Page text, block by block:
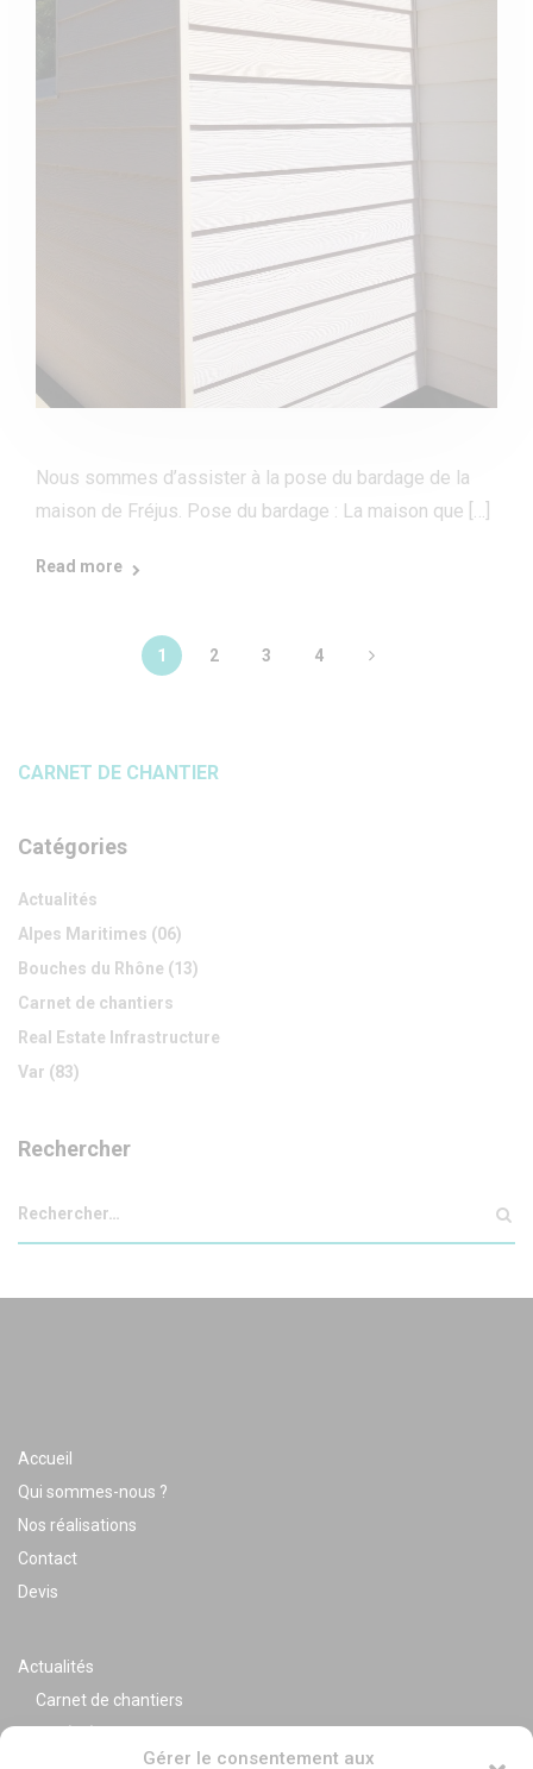
Gérer le consentement aux
Nous sommes d’assister à la pose du bardage de la
maison de Fréjus. Pose du bardage : La maison que […]
Read more
1 2 3 4
CARNET DE CHANTIER
Catégories
Actualités
Alpes Maritimes (06)
Bouches du Rhône (13)
Carnet de chantiers
Real Estate Infrastructure
Var (83)
Rechercher
Accueil
Qui sommes-nous ?
Nos réalisations
Contact
Devis
Actualités
Carnet de chantiers